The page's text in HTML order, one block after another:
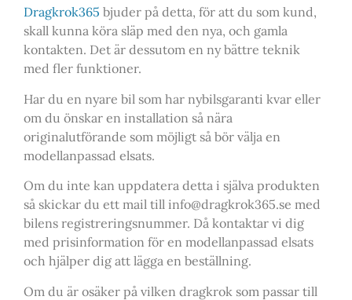
Dragkrok365 bjuder på detta, för att du som kund,
skall kunna köra släp med den nya, och gamla
kontakten. Det är dessutom en ny bättre teknik
med fler funktioner.
Har du en nyare bil som har nybilsgaranti kvar eller
om du önskar en installation så nära
originalutförande som möjligt så bör välja en
modellanpassad elsats.
Om du inte kan uppdatera detta i själva produkten
så skickar du ett mail till info@dragkrok365.se med
bilens registreringsnummer. Då kontaktar vi dig
med prisinformation för en modellanpassad elsats
och hjälper dig att lägga en beställning.
Om du är osäker på vilken dragkrok som passar till